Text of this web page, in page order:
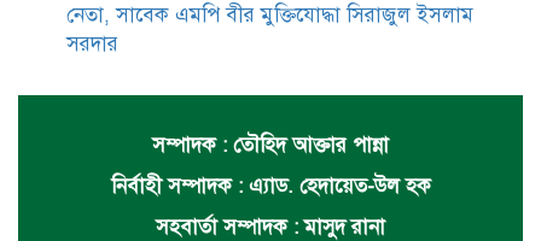
নেতা, সাবেক এমপি বীর মুক্তিযোদ্ধা সিরাজুল ইসলাম
সরদার
সম্পাদক : তৌহিদ আক্তার পান্না
নির্বাহী সম্পাদক : এ্যাড. হেদায়েত-উল হক
সহবার্তা সম্পাদক : মাসুদ রানা